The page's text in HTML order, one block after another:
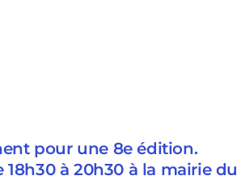
pour une 8e édition.
à 20h30 à la mairie du